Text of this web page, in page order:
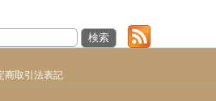
商取引法表記